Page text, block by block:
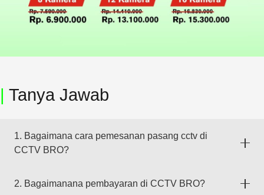
| Tanya Jawab
1. Bagaimana cara pemesanan pasang cctv di
CCTV BRO?
2. Bagaimanana pembayaran di CCTV BRO?